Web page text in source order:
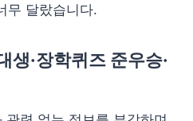
무 달랐습니다.
생·장학퀴즈 준우승·